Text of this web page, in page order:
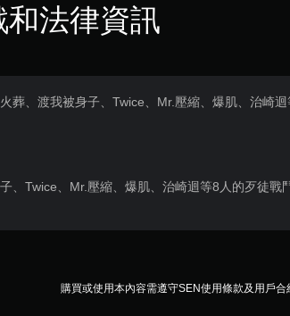
和法律資訊
葬、渡我被身子、Twice、Mr.壓縮、爆肌、治崎
、Twice、Mr.壓縮、爆肌、治崎迴等8人的歹徒戰
購買或使用本內容需遵守SEN使用條款及用戶合